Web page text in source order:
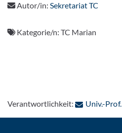
Autor/in:Sekretariat TC
Kategorie/n:TC Marian
Verantwortlichkeit: Univ.-